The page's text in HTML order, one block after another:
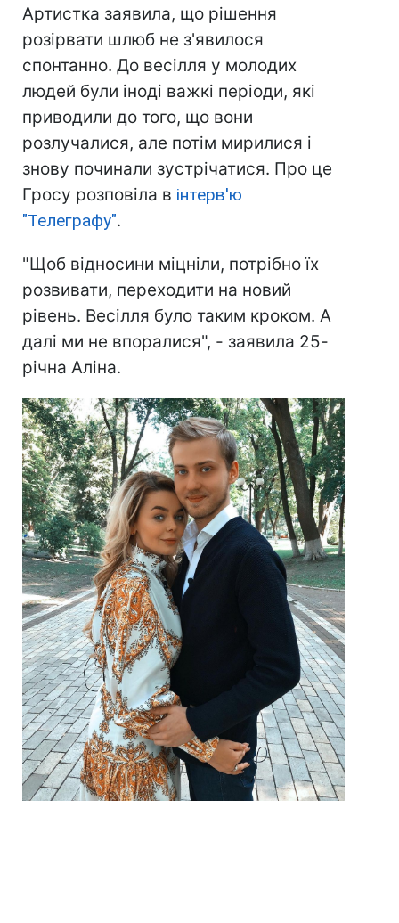
Артистка заявила, що рішення
розірвати шлюб не з'явилося
спонтанно. До весілля у молодих
людей були іноді важкі періоди, які
приводили до того, що вони
розлучалися, але потім мирилися і
знову починали зустрічатися. Про це
Гросу розповіла в інтерв'ю
"Телеграфу".
"Щоб відносини міцніли, потрібно їх
розвивати, переходити на новий
рівень. Весілля було таким кроком. А
далі ми не впоралися", - заявила 25-
річна Аліна.